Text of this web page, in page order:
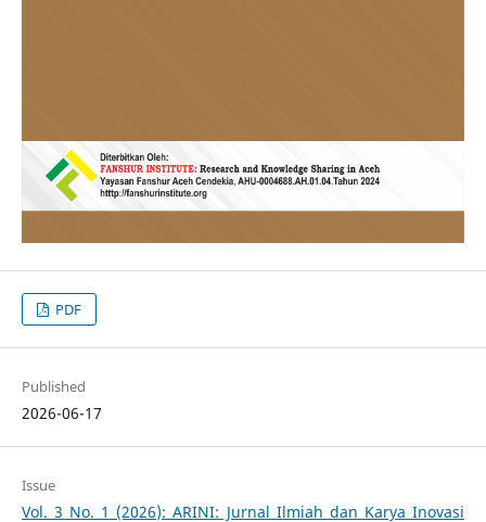
PDF
Published
2026-06-17
Issue
Vol. 3 No. 1 (2026): ARINI: Jurnal Ilmiah dan Karya Inovasi